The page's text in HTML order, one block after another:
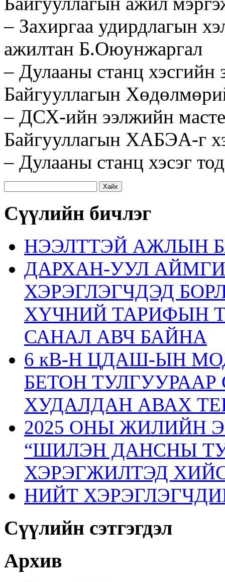
– Захиргаа удирдлагын
ажилтан Б.Оюунжаргал
– Дулааны станц
Байгууллагын
– ДСХ-ийн ээлжийн
Байгууллагын ХАБЭА-г
– Дулааны станц хэсэг
Сүүлийн бичлэг
НЭЭЛТТЭЙ АЖЛЫН
ДАРХАН-УУЛ
ХЭРЭГЛЭГЧДЭД
ХҮЧНИЙ ТАРИФЫН
САНАЛ АВЧ БАЙНА
6 кВ-Н ЦДАШ-ЫН
БЕТОН
ХУДАЛДАН АВАХ
2025 ОНЫ ЖИЛИЙН
“ШИЛЭН ДАНСНЫ
ХЭРЭГЖИЛТЭД
НИЙТ
Сүүлийн сэтгэгдэл
Архив